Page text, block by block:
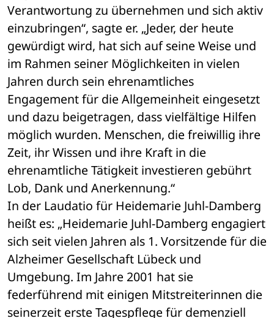
Verantwortung zu übernehmen und sich aktiv
einzubringen“, sagte er. „Jeder, der heute
gewürdigt wird, hat sich auf seine Weise und
im Rahmen seiner Möglichkeiten in vielen
Jahren durch sein ehrenamtliches
Engagement für die Allgemeinheit eingesetzt
und dazu beigetragen, dass vielfältige Hilfen
möglich wurden. Menschen, die freiwillig ihre
Zeit, ihr Wissen und ihre Kraft in die
ehrenamtliche Tätigkeit investieren gebührt
Lob, Dank und Anerkennung.“
In der Laudatio für Heidemarie Juhl-Damberg
heißt es: „Heidemarie Juhl-Damberg engagiert
sich seit vielen Jahren als 1. Vorsitzende für die
Alzheimer Gesellschaft Lübeck und
Umgebung. Im Jahre 2001 hat sie
federführend mit einigen Mitstreiterinnen die
seinerzeit erste Tagespflege für demenziell